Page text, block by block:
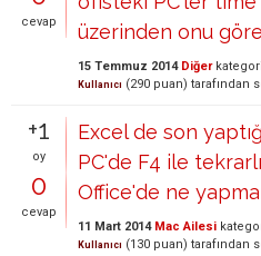
cevap
üzerinden onu
15 Temmuz 2014 Diğer
Kullanıcı (290 puan) tarafından
+1
oy
0
cevap
Excel de son
PC'de F4 ile
Office'de ne
11 Mart 2014 Mac Ailesi
Kullanıcı (130 puan) tarafından